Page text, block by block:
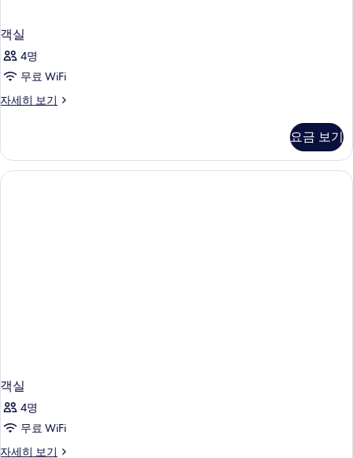
객실
4명
무료 WiFi
자세히 보기
객
히
보
기
요금 보기
객실
4명
무료 WiFi
자세히 보기
객